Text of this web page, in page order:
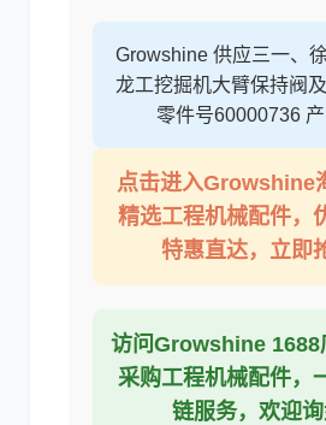
卡尔玛
Growshine 供应三一、
龙工挖掘机大臂保持阀
零件号60000736
点击进入Growshine
精选工程机械配件，
特惠直达，立即
访问Growshine 1688
采购工程机械配件，
链服务，欢迎询